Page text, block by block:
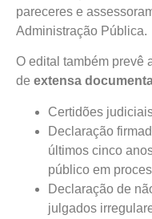
pareceres e
Administração Pública.
O edital também prevê
de extensa
Certidões
Declaração
últimos cinco
público em
Declaração de
julgados